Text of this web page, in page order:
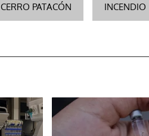
CERRO PATACÓN INCENDIO